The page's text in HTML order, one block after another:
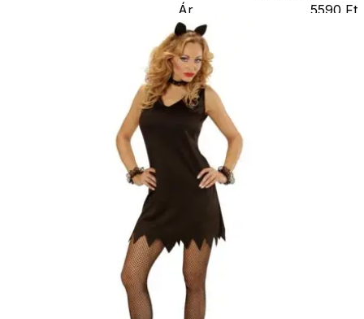
Ár
5590 Ft
Darab
Szállítás:
- Csomagautomata: 1190
forinttól
- Házhozszállítás: 2190
forinttól
- Személyes átvétel:
ingyenesen
Kiegészítő
termékek